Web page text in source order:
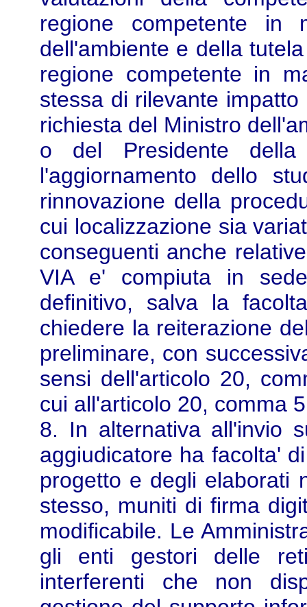
regione competente
dell'ambiente e della
regione competente in
stessa di rilevante
richiesta del Ministro
o del Presidente della
l'aggiornamento dello
rinnovazione della
cui localizzazione sia
conseguenti anche
VIA e' compiuta in
definitivo, salva la
chiedere la reiterazione
preliminare, con
sensi dell'articolo 20,
cui all'articolo 20, comma
8. In alternativa all'invio
aggiudicatore ha facolta'
progetto e degli elaborati
stesso, muniti di firma
modificabile. Le
gli enti gestori delle
interferenti che non